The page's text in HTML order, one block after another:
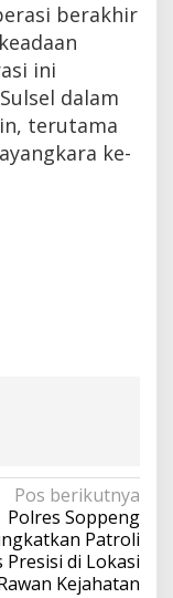
berakhir
ini
dalam
terutama
ke-
Pos berikutnya
Polres Soppeng
Patroli
Presisi di Lokasi
Kejahatan